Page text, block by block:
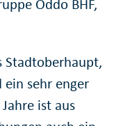
Oddo BHF,
Stadtoberhaupt,
ein sehr enger
ist aus